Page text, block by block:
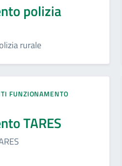
polizia
rurale
FUNZIONAMENTO
TARES